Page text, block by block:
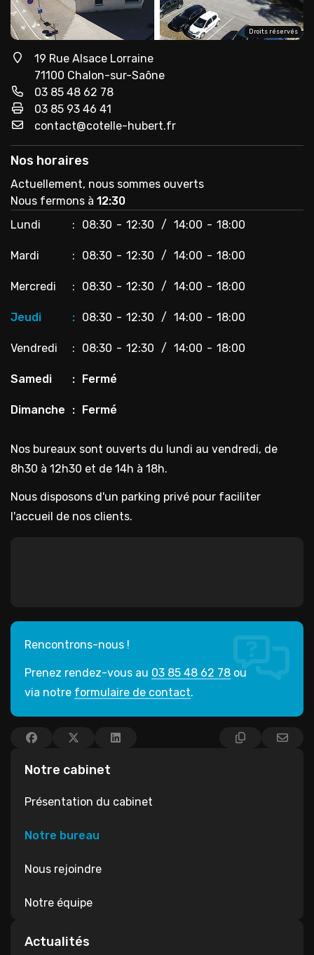
MISSIONS SOCIALES
COMMISSARIAT AUX COMPTES
CRÉATION D'ENTREPRISE
MISSIONS AUPRÈS DES PARTICULIERS
MISSIONS AUPRÈS DES PROFESSIONNELS
VITICULTEURS ET AGRICULTEURS
ASSOCIATIONS
COMMISSARIAT AUX COMPTES
ÉCHÉANCIERS
SIMULATEURS
CHIFFRES CLEFS
BLOG
Droits réservés
19 Rue Alsace Lorraine
71100 Chalon-sur-Saône
03 85 48 62 78
03 85 93 46 41
Nos horaires
Actuellement, nous sommes ouverts
Nous fermons à 12:30
Lundi
08:30 12:30 14:00 18:00
Mardi 08:30 12:30 14:00 18:00
Mercredi 08:30 12:30 14:00 18:00
Jeudi 08:30 12:30 14:00 18:00
Vendredi 08:30 12:30 14:00 18:00
Samedi Fermé
Dimanche Fermé
Nos bureaux sont ouverts du lundi au vendredi, de
8h30 à 12h30 et de 14h à 18h.
Nous disposons d'un parking privé pour faciliter
l'accueil de nos clients.
Rencontrons-nous !
Prenez rendez-vous au 03 85 48 62 78 ou
via notre formulaire de contact.
Notre cabinet
Présentation du cabinet
Notre bureau
Nous rejoindre
Notre équipe
Actualités